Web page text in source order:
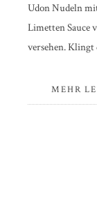
Udon Nudeln
Limetten Sauce
versehen. Klingt
MEHR